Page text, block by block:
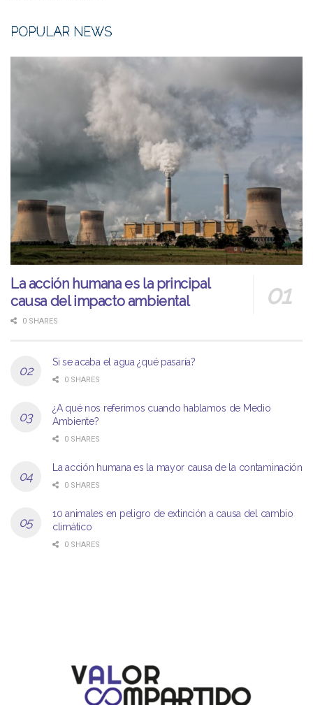
POPULAR NEWS
La acción humana es la principal
causa del impacto ambiental
0 SHARES
Si se acaba el agua ¿qué pasaría?
0 SHARES
¿A qué nos referimos cuando hablamos de Medio
Ambiente?
0 SHARES
La acción humana es la mayor causa de la contaminación
0 SHARES
10 animales en peligro de extinción a causa del cambio
climático
0 SHARES